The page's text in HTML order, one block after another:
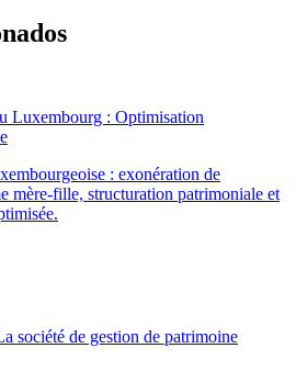
Luxembourg : Optimisation
: exonération de
mère-fille, structuration patrimoniale et
société de gestion de patrimoine